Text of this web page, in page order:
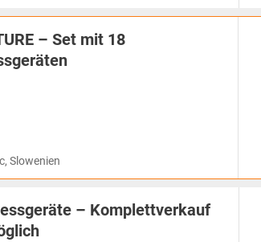
– Set mit 18
Slowenien
– Komplettverkauf